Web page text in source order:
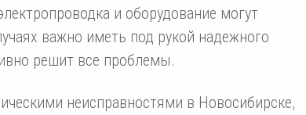
и оборудование могут
важно иметь под рукой надежного
решит все проблемы.
неисправностями в Новосибирске,